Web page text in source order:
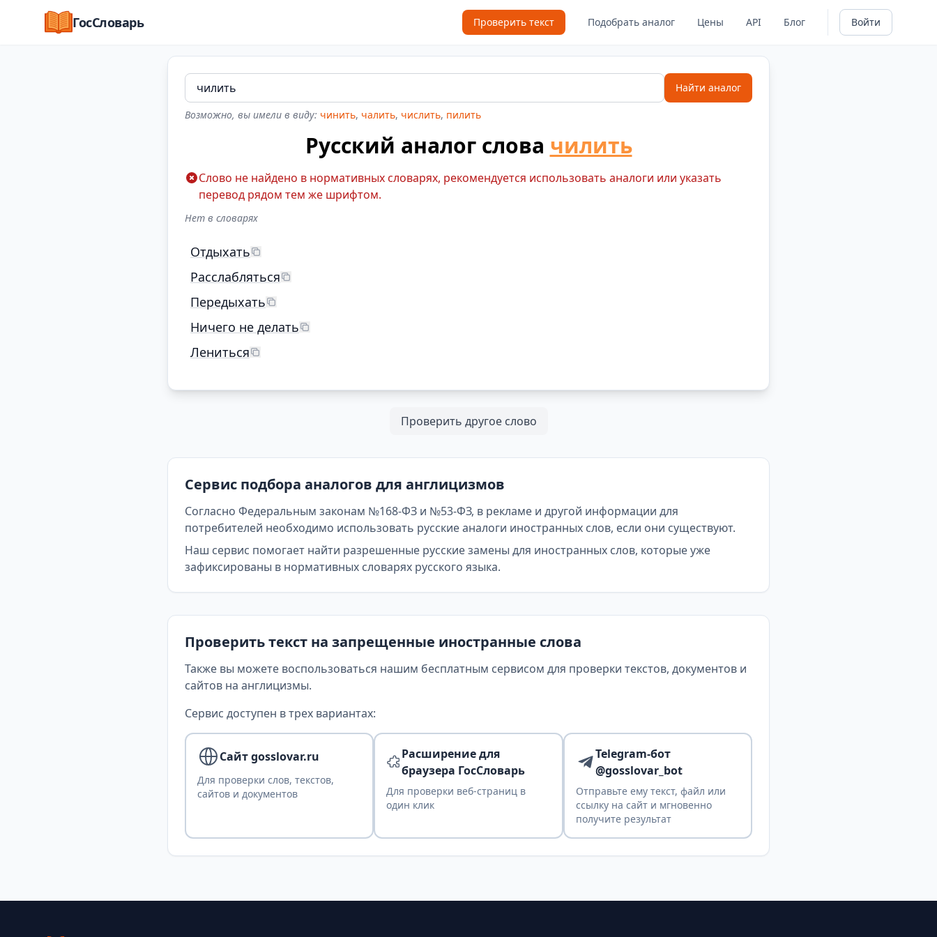
ГосСловарь Проверить текст Подобрать аналог Цены API Блог Войти
Найти аналог
Возможно, вы имели в виду: чинить, чалить, числить, пилить
Русский аналог слова чилить
Слово не найдено в нормативных словарях, рекомендуется использовать аналоги или указать
перевод рядом тем же шрифтом.
Нет в словарях
Отдыхать
Расслабляться
Передыхать
Ничего не делать
Лениться
Проверить другое слово
Сервис подбора аналогов для англицизмов
Согласно Федеральным законам №168-ФЗ и №53-ФЗ, в рекламе и другой информации для
потребителей необходимо использовать русские аналоги иностранных слов, если они существуют.
Наш сервис помогает найти разрешенные русские замены для иностранных слов, которые уже
зафиксированы в нормативных словарях русского языка.
Проверить текст на запрещенные иностранные слова
Также вы можете воспользоваться нашим бесплатным сервисом для проверки текстов, документов и
сайтов на англицизмы.
Сервис доступен в трех вариантах:
Сайт gosslovar.ru
Для проверки слов, текстов,
сайтов и документов
Расширение для
браузера ГосСловарь
Для проверки веб-страниц в
один клик
Telegram-бот
@gosslovar_bot
Отправьте ему текст, файл или
ссылку на сайт и мгновенно
получите результат